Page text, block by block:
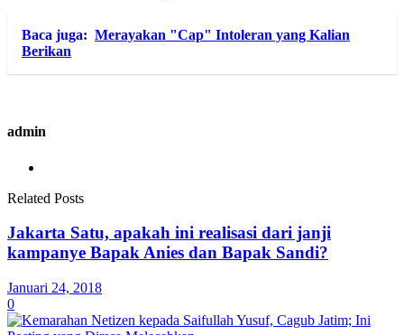
Baca juga: Merayakan "Cap" Intoleran yang Kalian
Berikan
admin
Related Posts
Jakarta Satu, apakah ini realisasi dari janji
kampanye Bapak Anies dan Bapak Sandi?
Januari 24, 2018
0